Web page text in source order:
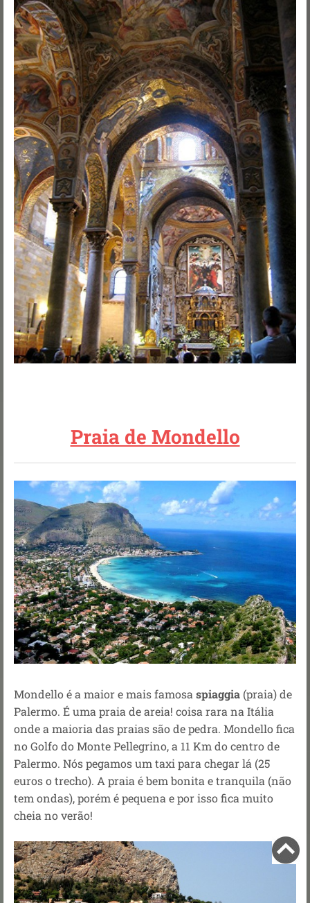
Praia de Mondello
Mondello é a maior e mais famosaspiaggia (praia) de
Palermo. É uma praia de areia! coisa rara na Itália
onde a maioria das praias são de pedra. Mondello fica
no Golfo do Monte Pellegrino, a 11 Km do centro de
Palermo. Nós pegamos um taxi para chegar lá (25
euros o trecho). A praia é bem bonita e tranquila (não
tem ondas), porém é pequena e por isso fica muito
cheia no verão!